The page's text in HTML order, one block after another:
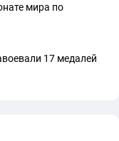
мира по
17 медалей